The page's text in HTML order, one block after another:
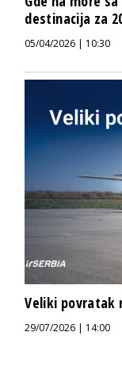
destinacija za
05/04/2026 | 10:30
Veliki povratak
29/07/2026 | 14:00